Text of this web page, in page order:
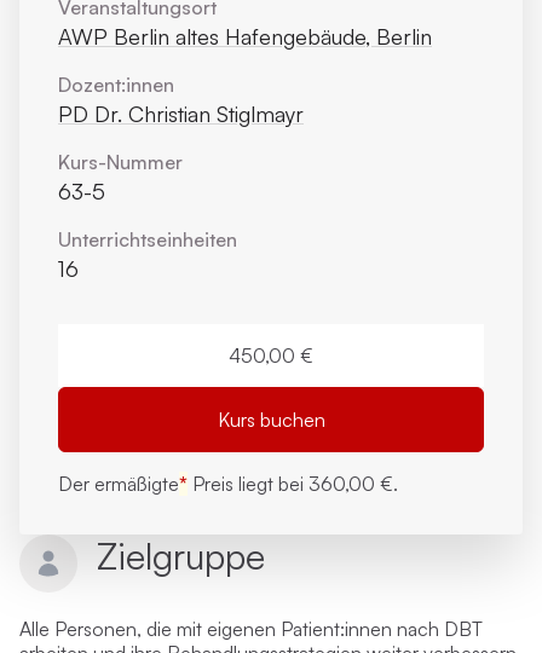
Zielgruppe
Alle Personen, die mit eigenen Patient:innen nach DBT
Veranstaltungsort
AWP Berlin altes Hafengebäude, Berlin
Dozent:innen
PD Dr. Christian Stiglmayr
Kurs-Nummer
63-5
Unterrichts­einheiten
16
450,00 €
Kurs buchen
Der ermäßigte* Preis liegt bei 360,00 €.